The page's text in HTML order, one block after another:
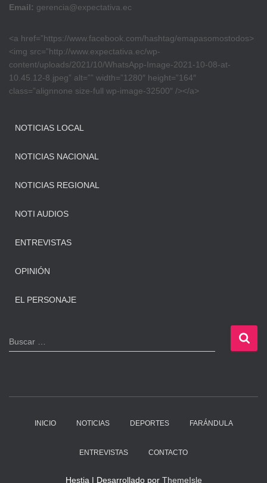
Email: gerencia@expectativa.ec
<a href=”https://www.facebook.com/hashtag/emapasomostodos>
<img src=”http://www.expectativa.ec/wp-
content/uploads/2021/10/WhatsApp-Image-2021-10-08-at-
10.45.12-8.jpeg” alt=”” width=”1280″ height=”164″
class=”alignnone size-full wp-image-32500″ /></a>
NOTICIAS LOCAL
NOTICIAS NACIONAL
NOTICIAS REGIONAL
NOTI AUDIOS
ENTREVISTAS
OPINIÓN
EL PERSONAJE
B
u
Buscar …
INICIO NOTICIAS DEPORTES FARÁNDULA
ENTREVISTAS CONTACTO
Hestia | Desarrollado por ThemeIsle